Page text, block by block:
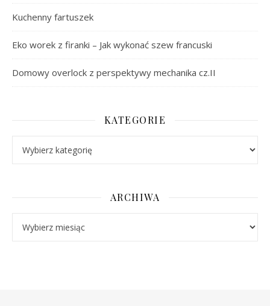
Kuchenny fartuszek
Eko worek z firanki – Jak wykonać szew francuski
Domowy overlock z perspektywy mechanika cz.II
KATEGORIE
ARCHIWA